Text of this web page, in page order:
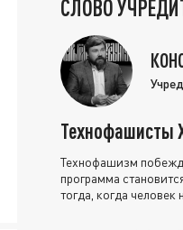
СЛОВО
Технофашисты
Технофашизм
программа
тогда, когда человек